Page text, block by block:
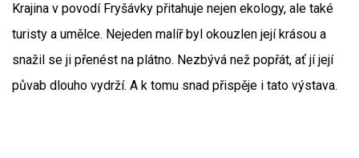
Krajina v povodí Fryšávky přitahuje nejen ekology, ale také
turisty a umělce. Nejeden malíř byl okouzlen její krásou a
snažil se ji přenést na plátno. Nezbývá než popřát, ať jí její
půvab dlouho vydrží. A k tomu snad přispěje i tato výstava.